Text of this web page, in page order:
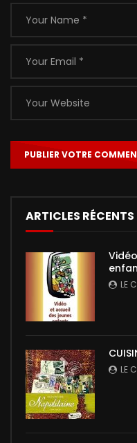
ARTICLES RÉCENTS
LE
LE